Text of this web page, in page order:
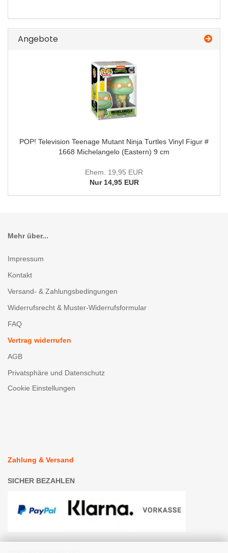
Angebote
POP! Television Teenage Mutant Ninja Turtles Vinyl Figur #
1668 Michelangelo (Eastern) 9 cm
Ehem. 19,95 EUR
Nur 14,95 EUR
Mehr über...
Impressum
Kontakt
Versand- & Zahlungsbedingungen
Widerrufsrecht & Muster-Widerrufsformular
FAQ
Vertrag widerrufen
AGB
Privatsphäre und Datenschutz
Cookie Einstellungen
Zahlung & Versand
SICHER BEZAHLEN